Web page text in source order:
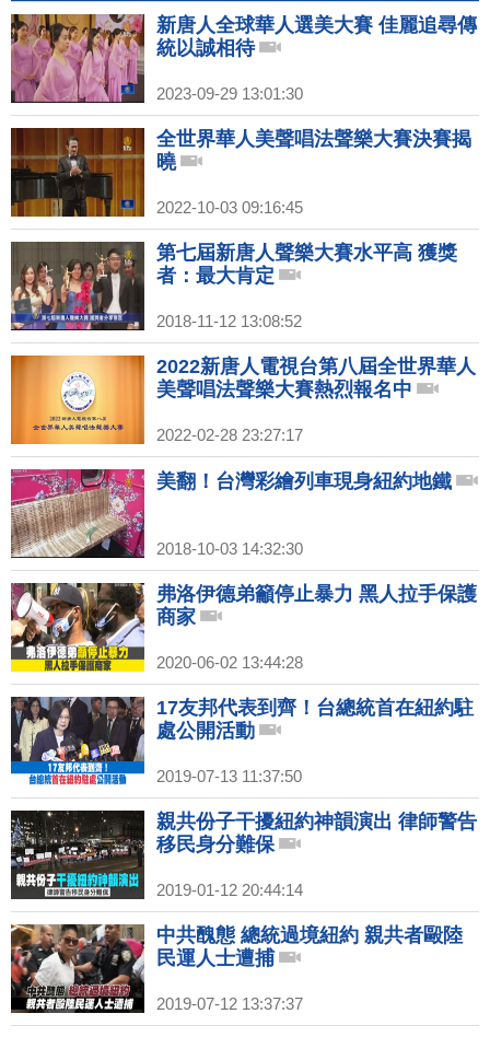
新唐人全球華人選美大賽 佳麗追尋傳
統以誠相待
2023-09-29 13:01:30
全世界華人美聲唱法聲樂大賽決賽揭
曉
2022-10-03 09:16:45
第七屆新唐人聲樂大賽水平高 獲獎
者：最大肯定
2018-11-12 13:08:52
2022新唐人電視台第八屆全世界華人
美聲唱法聲樂大賽熱烈報名中
2022-02-28 23:27:17
美翻！台灣彩繪列車現身紐約地鐵
2018-10-03 14:32:30
弗洛伊德弟籲停止暴力 黑人拉手保護
商家
2020-06-02 13:44:28
17友邦代表到齊！台總統首在紐約駐
處公開活動
2019-07-13 11:37:50
親共份子干擾紐約神韻演出 律師警告
移民身分難保
2019-01-12 20:44:14
中共醜態 總統過境紐約 親共者毆陸
民運人士遭捕
2019-07-12 13:37:37